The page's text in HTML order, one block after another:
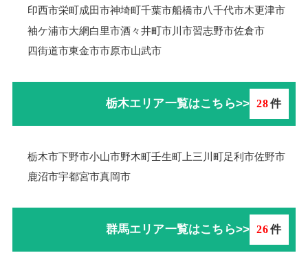
印西市栄町成田市神埼町千葉市船橋市八千代市木更津市
袖ケ浦市大網白里市酒々井町市川市習志野市佐倉市
四街道市東金市市原市山武市
栃木エリア一覧はこちら>> 28件
栃木市下野市小山市野木町壬生町 上三川町足利市佐野市
鹿沼市宇都宮市真岡市
群馬エリア一覧はこちら>> 26件